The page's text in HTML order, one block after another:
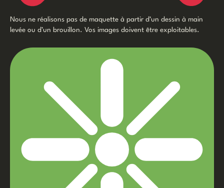
Nous ne réalisons pas de maquette à partir d’un dessin à main
levée ou d’un brouillon. Vos images doivent être exploitables.